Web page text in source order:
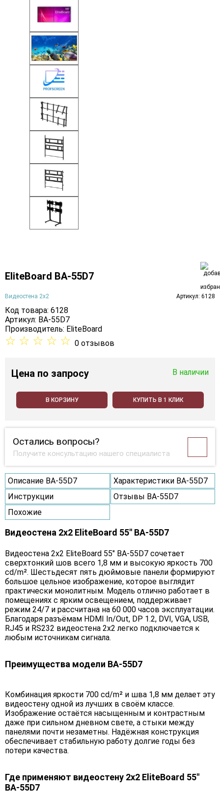
EliteBoard BA-55D7
Видеостена 2x2 Артикул: 6128
Код товара: 6128
Артикул: BA-55D7
Производитель: EliteBoard
☆ ☆ ☆ ☆ ☆ 0 отзывов
Цена по запросу В наличии
В КОРЗИНУ КУПИТЬ В 1 КЛИК
Остались вопросы?
Получите консультацию нашего специалиста
Описание BA-55D7
Характеристики BA-55D7
Инструкции
Отзывы BA-55D7
Похожие
Видеостена 2x2 EliteBoard 55" BA-55D7
Видеостена 2х2 EliteBoard 55" BA-55D7 сочетает
сверхтонкий шов всего 1,8 мм и высокую яркость 700
cd/m². Шестьдесят пять дюймовые панели формируют
большое цельное изображение, которое выглядит
практически монолитным. Модель отлично работает в
помещениях с ярким освещением, поддерживает
режим 24/7 и рассчитана на 60 000 часов эксплуатации.
Благодаря разъёмам HDMI In/Out, DP 1.2, DVI, VGA, USB,
RJ45 и RS232 видеостена 2х2 легко подключается к
любым источникам сигнала.
Преимущества модели BA-55D7
Комбинация яркости 700 cd/m² и шва 1,8 мм делает эту
видеостену одной из лучших в своём классе.
Изображение остаётся насыщенным и контрастным
даже при сильном дневном свете, а стыки между
панелями почти незаметны. Надёжная конструкция
обеспечивает стабильную работу долгие годы без
потери качества.
Где применяют видеостену 2х2 EliteBoard 55"
BA-55D7